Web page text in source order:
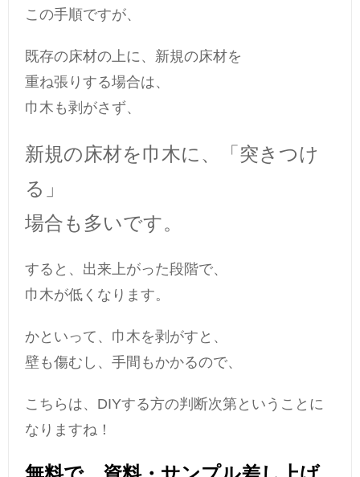
この手順ですが、
既存の床材の上に、新規の床材を
重ね張りする場合は、
巾木も剥がさず、
新規の床材を巾木に、「突きつけ
る」
場合も多いです。
すると、出来上がった段階で、
巾木が低くなります。
かといって、巾木を剥がすと、
壁も傷むし、手間もかかるので、
こちらは、DIYする方の判断次第ということに
なりますね！